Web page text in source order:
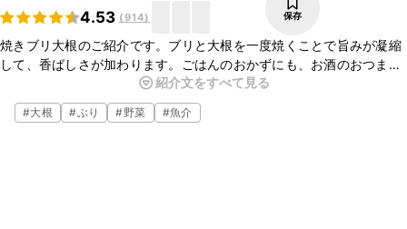
4.53 (914) 保存
焼きブリ大根のご紹介です。ブリと大根を一度焼くことで旨みが凝縮
して、香ばしさが加わります。ごはんのおかずにも、お酒のおつまみ
にもぴったりなので、ぜひお試しくださいね。
紹介文をすべて見る
#大根 #ぶり #野菜 #魚介